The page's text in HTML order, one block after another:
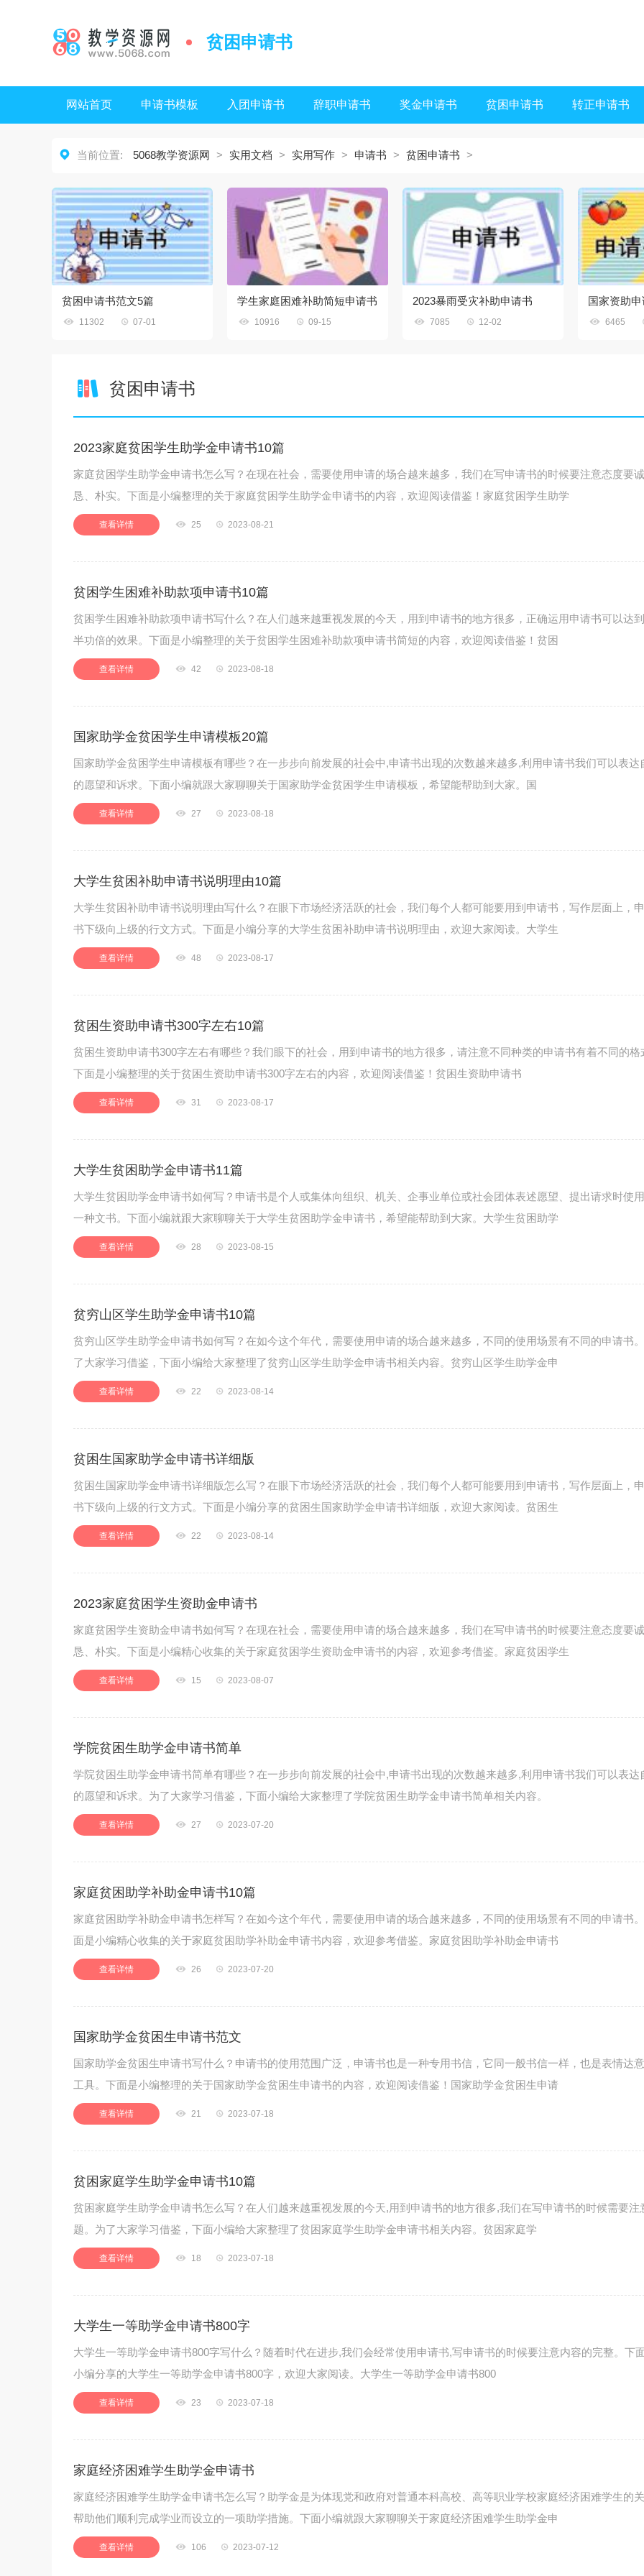
贫困申请书
网站首页 申请书模板 入团申请书 辞职申请书 奖金申请书 贫困申请书 转正申请书
 当前位置: 5068教学资源网 > 实用文档 > 实用写作 > 申请书 > 贫困申请书 >
贫困申请书范文5篇
 11302  07-01
学生家庭困难补助简短申请书
 10916  09-15
2023暴雨受灾补助申请书
 7085  12-02
国家资助
 6465
贫困申请书
2023家庭贫困学生助学金申请书10篇
家庭贫困学生助学金申请书怎么写？在现在社会，需要使用申请的场合越来越多，我们在写申请书的时候要注意态度要诚
恳、朴实。下面是小编整理的关于家庭贫困学生助学金申请书的内容，欢迎阅读借鉴！家庭贫困学生助学
查看详情  25  2023-08-21
贫困学生困难补助款项申请书10篇
贫困学生困难补助款项申请书写什么？在人们越来越重视发展的今天，用到申请书的地方很多，正确运用申请书可以达
半功倍的效果。下面是小编整理的关于贫困学生困难补助款项申请书简短的内容，欢迎阅读借鉴！贫困
查看详情  42  2023-08-18
国家助学金贫困学生申请模板20篇
国家助学金贫困学生申请模板有哪些？在一步步向前发展的社会中,申请书出现的次数越来越多,利用申请书我们可以表达
的愿望和诉求。下面小编就跟大家聊聊关于国家助学金贫困学生申请模板，希望能帮助到大家。国
查看详情  27  2023-08-18
大学生贫困补助申请书说明理由10篇
大学生贫困补助申请书说明理由写什么？在眼下市场经济活跃的社会，我们每个人都可能要用到申请书，写作层面上，
书下级向上级的行文方式。下面是小编分享的大学生贫困补助申请书说明理由，欢迎大家阅读。大学生
查看详情  48  2023-08-17
贫困生资助申请书300字左右10篇
贫困生资助申请书300字左右有哪些？我们眼下的社会，用到申请书的地方很多，请注意不同种类的申请书有着不同的格
下面是小编整理的关于贫困生资助申请书300字左右的内容，欢迎阅读借鉴！贫困生资助申请书
查看详情  31  2023-08-17
大学生贫困助学金申请书11篇
大学生贫困助学金申请书如何写？申请书是个人或集体向组织、机关、企事业单位或社会团体表述愿望、提出请求时使
一种文书。下面小编就跟大家聊聊关于大学生贫困助学金申请书，希望能帮助到大家。大学生贫困助学
查看详情  28  2023-08-15
贫穷山区学生助学金申请书10篇
贫穷山区学生助学金申请书如何写？在如今这个年代，需要使用申请的场合越来越多，不同的使用场景有不同的申请书
了大家学习借鉴，下面小编给大家整理了贫穷山区学生助学金申请书相关内容。贫穷山区学生助学金申
查看详情  22  2023-08-14
贫困生国家助学金申请书详细版
贫困生国家助学金申请书详细版怎么写？在眼下市场经济活跃的社会，我们每个人都可能要用到申请书，写作层面上，
书下级向上级的行文方式。下面是小编分享的贫困生国家助学金申请书详细版，欢迎大家阅读。贫困生
查看详情  22  2023-08-14
2023家庭贫困学生资助金申请书
家庭贫困学生资助金申请书如何写？在现在社会，需要使用申请的场合越来越多，我们在写申请书的时候要注意态度要诚
恳、朴实。下面是小编精心收集的关于家庭贫困学生资助金申请书的内容，欢迎参考借鉴。家庭贫困学生
查看详情  15  2023-08-07
学院贫困生助学金申请书简单
学院贫困生助学金申请书简单有哪些？在一步步向前发展的社会中,申请书出现的次数越来越多,利用申请书我们可以表达
的愿望和诉求。为了大家学习借鉴，下面小编给大家整理了学院贫困生助学金申请书简单相关内容。
查看详情  27  2023-07-20
家庭贫困助学补助金申请书10篇
家庭贫困助学补助金申请书怎样写？在如今这个年代，需要使用申请的场合越来越多，不同的使用场景有不同的申请书
面是小编精心收集的关于家庭贫困助学补助金申请书内容，欢迎参考借鉴。家庭贫困助学补助金申请书
查看详情  26  2023-07-20
国家助学金贫困生申请书范文
国家助学金贫困生申请书写什么？申请书的使用范围广泛，申请书也是一种专用书信，它同一般书信一样，也是表情达
工具。下面是小编整理的关于国家助学金贫困生申请书的内容，欢迎阅读借鉴！国家助学金贫困生申请
查看详情  21  2023-07-18
贫困家庭学生助学金申请书10篇
贫困家庭学生助学金申请书怎么写？在人们越来越重视发展的今天,用到申请书的地方很多,我们在写申请书的时候需要注
题。为了大家学习借鉴，下面小编给大家整理了贫困家庭学生助学金申请书相关内容。贫困家庭学
查看详情  18  2023-07-18
大学生一等助学金申请书800字
大学生一等助学金申请书800字写什么？随着时代在进步,我们会经常使用申请书,写申请书的时候要注意内容的完整。下
小编分享的大学生一等助学金申请书800字，欢迎大家阅读。大学生一等助学金申请书800
查看详情  23  2023-07-18
家庭经济困难学生助学金申请书
家庭经济困难学生助学金申请书怎么写？助学金是为体现党和政府对普通本科高校、高等职业学校家庭经济困难学生的
帮助他们顺利完成学业而设立的一项助学措施。下面小编就跟大家聊聊关于家庭经济困难学生助学金申
查看详情  106  2023-07-12